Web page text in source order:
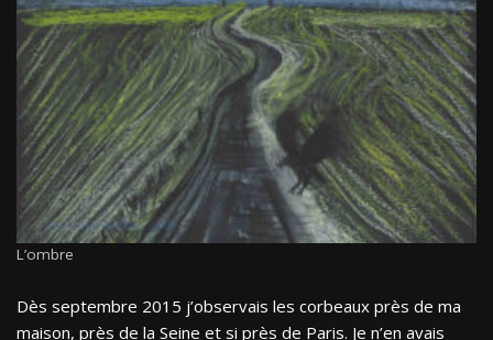
L’ombre
Dès septembre 2015 j’observais les corbeaux près de ma
maison, près de la Seine et si près de Paris. Je n’en avais